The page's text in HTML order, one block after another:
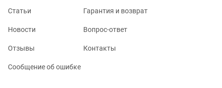
Статьи Гарантия и возврат
Новости Вопрос-ответ
Отзывы Контакты
Сообщение об ошибке